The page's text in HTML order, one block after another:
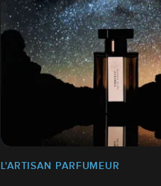
L'ARTISAN PARFUMEUR